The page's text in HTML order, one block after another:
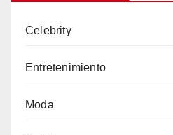
Celebrity
Entretenimiento
Moda